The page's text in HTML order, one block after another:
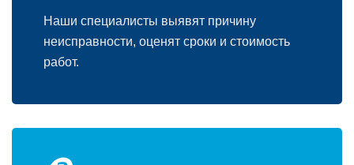
Наши специалисты выявят причину
неисправности, оценят сроки и стоимость
работ.